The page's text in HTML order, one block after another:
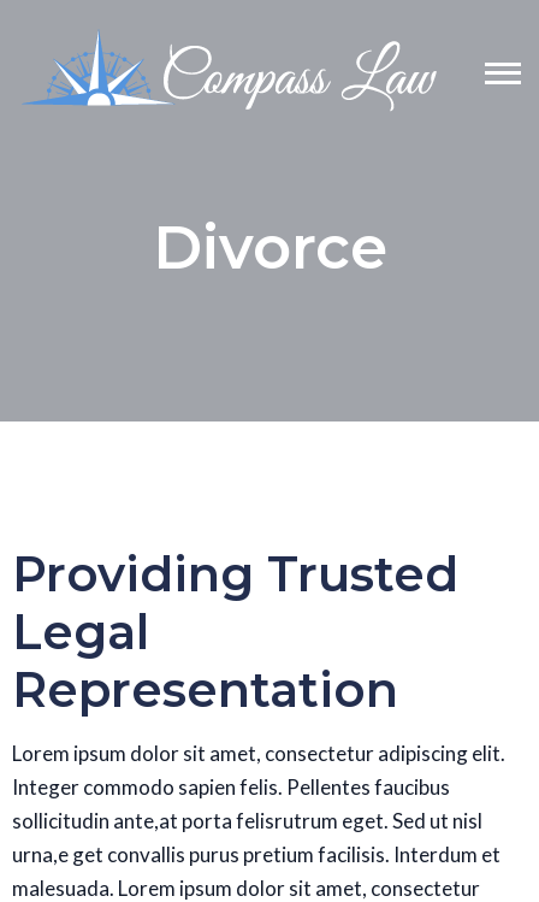
Divorce
Providing Trusted
Legal
Representation
Lorem ipsum dolor sit amet, consectetur adipiscing elit.
Integer commodo sapien felis. Pellentes faucibus
sollicitudin ante,at porta felisrutrum eget. Sed ut nisl
urna,e get convallis purus pretium facilisis. Interdum et
malesuada. Lorem ipsum dolor sit amet, consectetur